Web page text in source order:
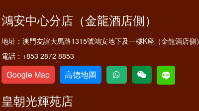
鴻安中心分店（金龍酒店側）
地址： 澳門友誼大馬路1315號鴻安地下及一樓K座（金龍酒店側）
電話： +853 2872 8853
Google Map 高德地圖
皇朝光輝苑店